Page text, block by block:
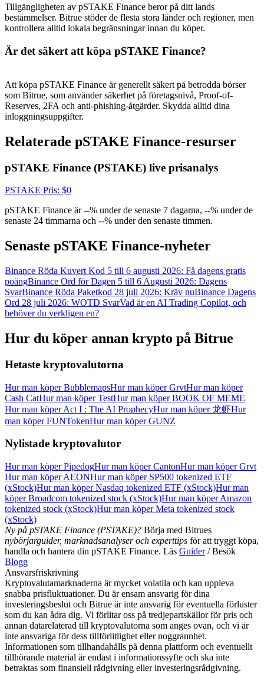
USDT New User Exclusive 10% APR
USDT Flexible Staking | Daily Rewards
BTC Flexible Staking | Daily Rewards
Fler evenemang
Belöningscenter
Logga inBli Medlem
Tillgängligheten av pSTAKE Finance beror på ditt lands
bestämmelser. Bitrue stöder de flesta stora länder och regioner, men
kontrollera alltid lokala begränsningar innan du köper.
Är det säkert att köpa pSTAKE Finance?
Att köpa pSTAKE Finance är generellt säkert på betrodda börser
som Bitrue, som använder säkerhet på företagsnivå, Proof-of-
Reserves, 2FA och anti-phishing-åtgärder. Skydda alltid dina
inloggningsuppgifter.
Relaterade pSTAKE Finance-resurser
pSTAKE Finance (PSTAKE) live prisanalys
PSTAKE Pris: $0
pSTAKE Finance är --% under de senaste 7 dagarna, --% under de
senaste 24 timmarna och --% under den senaste timmen.
Senaste pSTAKE Finance-nyheter
Binance Röda Kuvert Kod 5 till 6 augusti 2026: Få dagens gratis
poängBinance Ord för Dagen 5 till 6 Augusti 2026: Dagens
SvarBinance Röda Paketkod 28 juli 2026: Kräv nuBinance Dagens
Ord 28 juli 2026: WOTD SvarVad är en AI Trading Copilot, och
behöver du verkligen en?
Hur du köper annan krypto på Bitrue
Hetaste kryptovalutorna
Hur man köper BubblemapsHur man köper GrvtHur man köper
Cash CatHur man köper TestHur man köper BOOK OF MEME
Hur man köper Act I : The AI ProphecyHur man köper 龙虾Hur
man köper FUNTokenHur man köper GUNZ
Nylistade kryptovalutor
Hur man köper PipedogHur man köper CantonHur man köper Grvt
Hur man köper AEONHur man köper SP500 tokenized ETF
(xStock)Hur man köper Nasdaq tokenized ETF (xStock)Hur man
köper Broadcom tokenized stock (xStock)Hur man köper Amazon
tokenized stock (xStock)Hur man köper Meta tokenized stock
(xStock)
Ny på pSTAKE Finance (PSTAKE)? Börja med Bitrues
nybörjarguider, marknadsanalyser och experttips för att tryggt köpa,
handla och hantera din pSTAKE Finance. Läs Guider/ Besök
Blogg
Ansvarsfriskrivning
Kryptovalutamarknaderna är mycket volatila och kan uppleva
snabba prisfluktuationer. Du är ensam ansvarig för dina
investeringsbeslut och Bitrue är inte ansvarig för eventuella förluster
som du kan ådra dig. Vi förlitar oss på tredjepartskällor för pris och
annan datarelaterad till kryptovalutorna som anges ovan, och vi är
inte ansvariga för dess tillförlitlighet eller noggrannhet.
Informationen som tillhandahålls på denna plattform och eventuellt
tillhörande material är endast i informationssyfte och ska inte
betraktas som finansiell rådgivning eller investeringsrådgivning.